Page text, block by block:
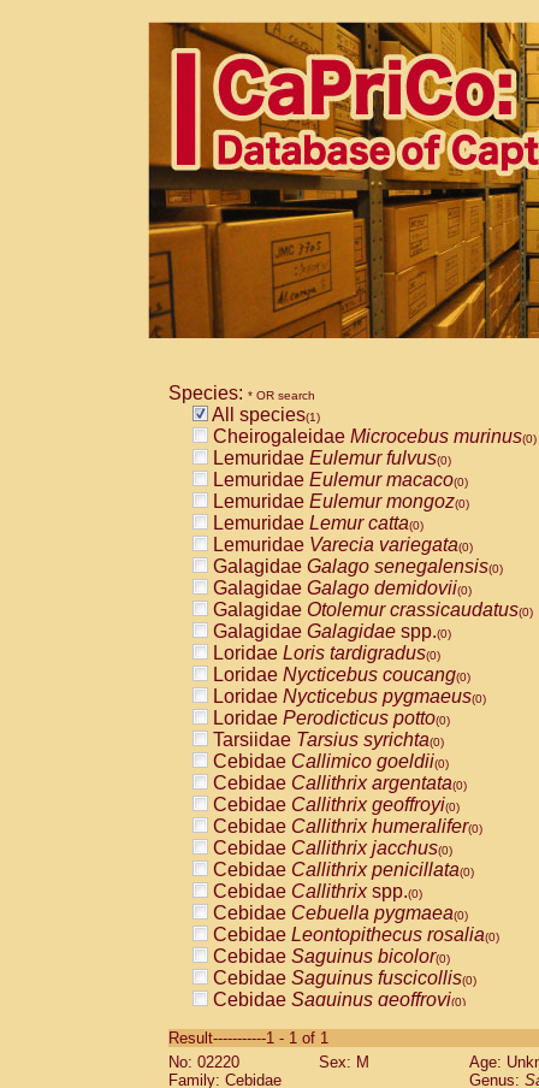
Species: * OR search
All species(1)
Cheirogaleidae Microcebus murinus(0)
Lemuridae Eulemur fulvus(0)
Lemuridae Eulemur macaco(0)
Lemuridae Eulemur mongoz(0)
Lemuridae Lemur catta(0)
Lemuridae Varecia variegata(0)
Galagidae Galago senegalensis(0)
Galagidae Galago demidovii(0)
Galagidae Otolemur crassicaudatus(0)
Galagidae Galagidae spp.(0)
Loridae Loris tardigradus(0)
Loridae Nycticebus coucang(0)
Loridae Nycticebus pygmaeus(0)
Loridae Perodicticus potto(0)
Tarsiidae Tarsius syrichta(0)
Cebidae Callimico goeldii(0)
Cebidae Callithrix argentata(0)
Cebidae Callithrix geoffroyi(0)
Cebidae Callithrix humeralifer(0)
Cebidae Callithrix jacchus(0)
Cebidae Callithrix penicillata(0)
Cebidae Callithrixspp.(0)
Cebidae Cebuella pygmaea(0)
Cebidae Leontopithecus rosalia(0)
Cebidae Saguinus bicolor(0)
Cebidae Saguinus fuscicollis(0)
Cebidae Saguinus geoffroyi(0)
CebidaeSaguinus labiatus(0)
Cebidae Saguinus leucopus (0)
Result-----------1 - 1 of 1
No: 02220
Sex: M
Age:
Family: Cebidae
Genus: